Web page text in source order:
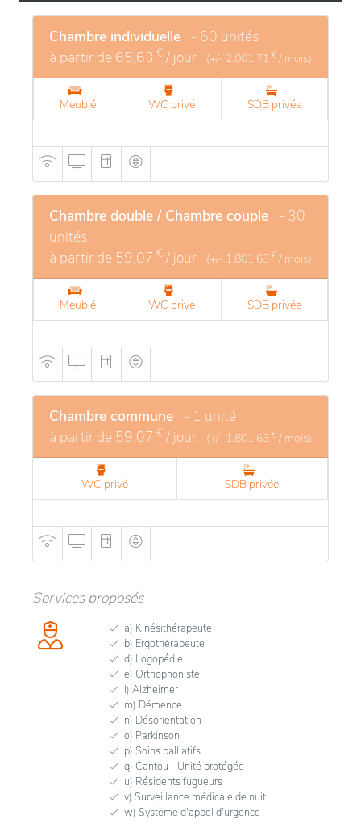
Chambre individuelle - 60 unités
à partir de 65,63 € / jour (+/- 2.001,71 € / mois)
Meublé WC privé SDB privée
Chambre double / Chambre couple - 30
unités
à partir de 59,07 € / jour (+/- 1.801,63 € / mois)
Meublé WC privé SDB privée
Chambre commune - 1 unité
à partir de 59,07 € / jour (+/- 1.801,63 € / mois)
WC privé SDB privée
Services proposés
a) Kinésithérapeute
b) Ergothérapeute
d) Logopédie
e) Orthophoniste
l) Alzheimer
m) Démence
n) Désorientation
o) Parkinson
p) Soins palliatifs
q) Cantou - Unité protégée
u) Résidents fugueurs
v) Surveillance médicale de nuit
w) Système d'appel d'urgence